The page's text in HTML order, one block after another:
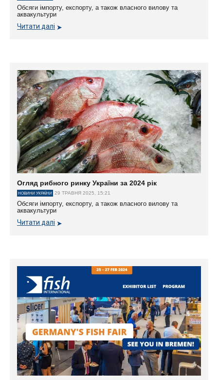
Обсяги імпорту, експорту, а також власного вилову та
аквакультури
Читати далі
Огляд рибного ринку України за 2024 рік
НОВИНИ УКРАЇНИ 29 ТРАВНЯ 2025, 15:21
Обсяги імпорту, експорту, а також власного вилову та
аквакультури
Читати далі